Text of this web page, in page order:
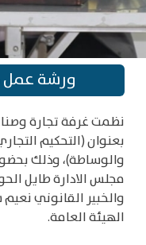
ورشة عمل
نظمت غرفة تجارة
بعنوان (التحكيم
والوساطة)، وذلك
مجلس الادارة طايل
والخبير القانوني
الهيئة العامة.